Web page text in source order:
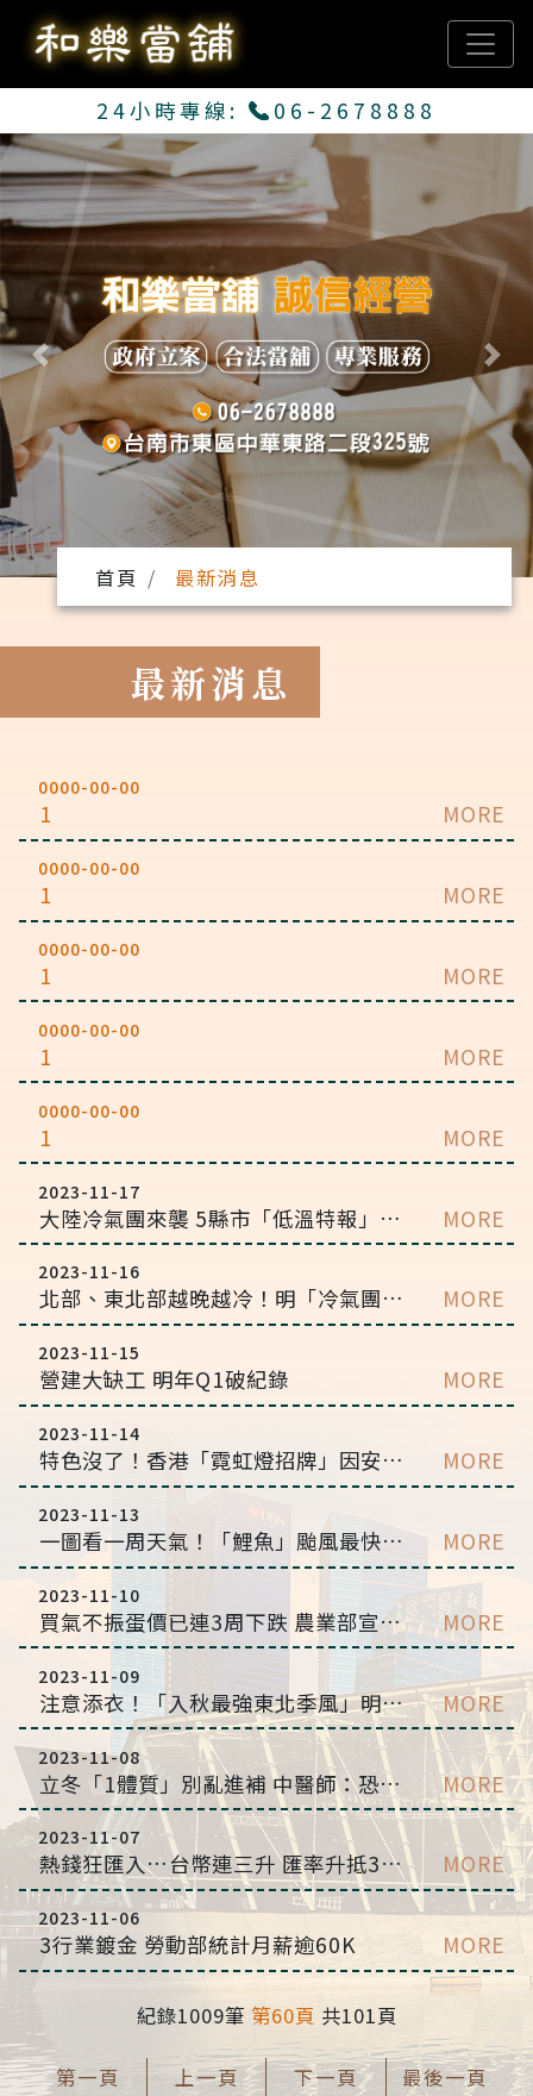
24小時專線: 06-2678888
Previous Next
首頁 最新消息
最新消息
0000-00-00
1 MORE
0000-00-00
1 MORE
0000-00-00
1 MORE
0000-00-00
1 MORE
0000-00-00
1 MORE
2023-11-17
大陸冷氣團來襲 5縣市「低溫特報」恐不到10度 MORE
2023-11-16
北部、東北部越晚越冷！明「冷氣團南下」低溫探10℃ MORE
2023-11-15
營建大缺工 明年Q1破紀錄 MORE
2023-11-14
特色沒了！香港「霓虹燈招牌」因安全疑慮漸拆除 當地人不捨：已徹底玩完 MORE
2023-11-13
一圖看一周天氣！「鯉魚」颱風最快今生成 本周迎兩波東北季風 MORE
2023-11-10
買氣不振蛋價已連3周下跌 農業部宣布14日起暫停進口雞蛋 MORE
2023-11-09
注意添衣！「入秋最強東北季風」明報到 氣溫最低下探15℃ MORE
2023-11-08
立冬「1體質」別亂進補 中醫師：恐越吃身體越不舒服 MORE
2023-11-07
熱錢狂匯入…台幣連三升 匯率升抵32.1字頭 MORE
2023-11-06
3行業鍍金 勞動部統計月薪逾60K MORE
紀錄1009筆 第60頁 共101頁
第一頁 上一頁 下一頁 最後一頁